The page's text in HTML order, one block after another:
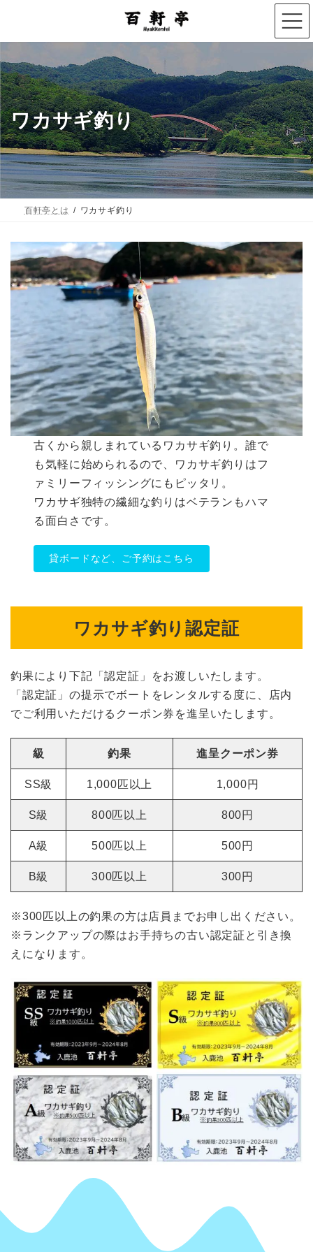
ン
ツ
へ
ス
キ
ッ
プ
ー
シ
ョ
ン
に
移
動
ワカサギ釣り
百軒亭とは ワカサギ釣り
古くから親しまれているワカサギ釣り。誰で
も気軽に始められるので、ワカサギ釣りはフ
ァミリーフィッシングにもピッタリ。
ワカサギ独特の繊細な釣りはベテランもハマ
る面白さです。
貸ボードなど、ご予約はこちら
ワカサギ釣り認定証
釣果により下記「認定証」をお渡しいたします。
「認定証」の提示でボートをレンタルする度に、店内
でご利用いただけるクーポン券を進呈いたします。
級 釣果 進呈クーポン券
SS級 1,000匹以上 1,000円
S級 800匹以上 800円
A級 500匹以上 500円
B級 300匹以上 300円
※300匹以上の釣果の方は店員までお申し出ください。
※ランクアップの際はお手持ちの古い認定証と引き換
えになります。